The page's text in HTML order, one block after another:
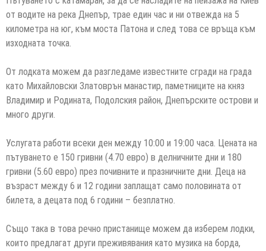
от водите на река Днепър, трае един час и ни отвежда на 5
километра на юг, към моста Патона и след това се връща към
изходната точка.
От лодката можем да разгледаме известните сгради на града
като Михайловски Златоврън манастир, паметниците на княз
Владимир и Родината, Подолския район, Днепърските острови и
много други.
Услугата работи всеки ден между 10:00 и 19:00 часа. Цената на
пътуването е 150 гривни (4.70 евро) в делничните дни и 180
гривни (5.60 евро) през почивните и празничните дни. Деца на
възраст между 6 и 12 години заплащат само половината от
билета, а децата под 6 години – безплатно.
Също така в това речно пристанище можем да изберем лодки,
които предлагат други преживявания като музика на борда,